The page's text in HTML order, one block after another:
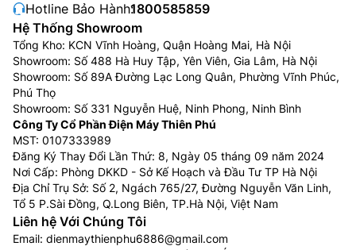
Hotline Bảo Hành:1800585859
Hệ Thống Showroom
Tổng Kho: KCN Vĩnh Hoàng, Quận Hoàng Mai, Hà Nội
Showroom: Số 488 Hà Huy Tập, Yên Viên, Gia Lâm, Hà Nội
Showroom: Số 89A Đường Lạc Long Quân, Phường Vĩnh Phúc,
Phú Thọ
Showroom: Số 331 Nguyễn Huệ, Ninh Phong, Ninh Bình
Công Ty Cổ Phần Điện Máy Thiên Phú
MST: 0107333989
Đăng Ký Thay Đổi Lần Thứ: 8, Ngày 05 tháng 09 năm 2024
Nơi Cấp: Phòng DKKD - Sở Kế Hoạch và Đầu Tư TP Hà Nội
Địa Chỉ Trụ Sở: Số 2, Ngách 765/27, Đường Nguyễn Văn Linh,
Tổ 5 P.Sài Đồng, Q.Long Biên, TP.Hà Nội, Việt Nam
Liên hệ Với Chúng Tôi
Email: dienmaythienphu6886@gmail.com